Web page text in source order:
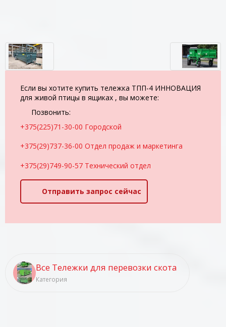
Если вы хотите купить тележка ТПП-4 ИННОВАЦИЯ
для живой птицы в ящиках , вы можете:
Позвонить:
+375(225)71-30-00 Городской
+375(29)737-36-00 Отдел продаж и маркетинга
+375(29)749-90-57 Технический отдел
Отправить запрос сейчас
Все Тележки для перевозки скота
Категория